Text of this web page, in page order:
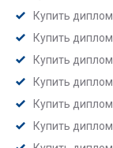
Купить диплом
Купить диплом
Купить диплом
Купить диплом
Купить диплом
Купить диплом